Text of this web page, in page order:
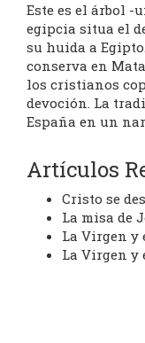
Este es el árbol
egipcia situa el
su huida a
conserva en
los cristianos
devoción. La
España en un
Artículos
Cristo se
La misa de
La Virgen y
La Virgen y